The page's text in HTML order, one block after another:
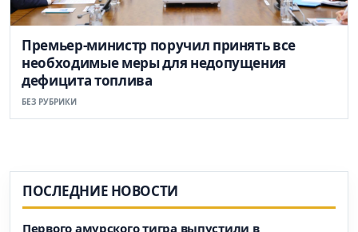
Премьер-министр поручил принять все
необходимые меры для недопущения
дефицита топлива
БЕЗ РУБРИКИ
ПОСЛЕДНИЕ НОВОСТИ
Первого амурского тигра выпустили в